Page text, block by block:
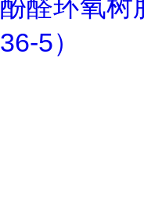
酚醛环氧树
36-5）